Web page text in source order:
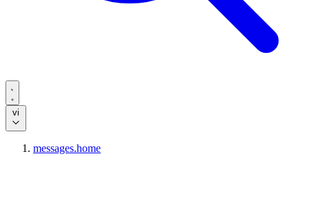
vi
messages.home